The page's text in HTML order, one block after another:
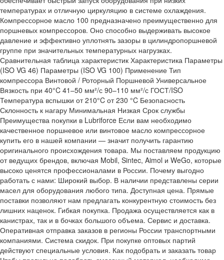
температурах и отличную циркуляцию в системе охлаждения.
Компрессорное масло 100 предназначено преимущественно для
поршневых компрессоров. Оно способно выдерживать высокое
давление и эффективно уплотнять зазоры в цилиндропоршневой
группе при значительных температурных нагрузках.
Сравнительная таблица характеристик Характеристика Параметры
(ISO VG 46) Параметры (ISO VG 100) Применение Тип
компрессора Винтовой / Роторный Поршневой Универсальное
Вязкость при 40°C 41–50 мм²/с 90–110 мм²/с ГОСТ/ISO
Температура вспышки от 210°C от 230 °C Безопасность
Склонность к нагару Минимальная Низкая Срок службы
Преимущества покупки в Lubriforce Если вам необходимо
качественное поршневое или винтовое масло компрессорное
купить его в нашей компании — значит получить гарантию
оригинального происхождения товара. Мы поставляем продукцию
от ведущих брендов, включая Mobil, Sintec, Aimol и WeGo, которые
высоко ценятся профессионалами в России. Почему выгодно
работать с нами: Широкий выбор. В наличии представлены серии
масел для оборудования любого типа. Доступная цена. Прямые
поставки позволяют нам предлагать конкурентную стоимость без
лишних наценок. Гибкая покупка. Продажа осуществляется как в
канистрах, так и в бочках большого объема. Сервис и доставка.
Оперативная отправка заказов в регионы России транспортными
компаниями. Система скидок. При покупке оптовых партий
действуют специальные условия. Как подобрать и заказать товар